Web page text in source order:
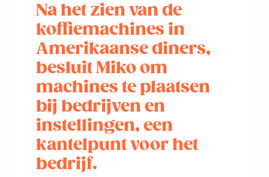
Na het zien van de
koffiemachines in
Amerikaanse diners,
besluit Miko om
machines te plaatsen
bij bedrijven en
instellingen, een
kantelpunt voor het
bedrijf.